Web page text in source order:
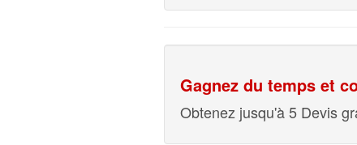
Gagnez du temps et
Obtenez jusqu'à 5 Devis